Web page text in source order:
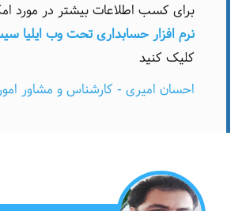
برای کسب اطلاعات بیشتر در مورد
نرم افزار حسابداری تحت وب ایلیا
کلیک کنید
احسان امیری - کارشناس و مشاور